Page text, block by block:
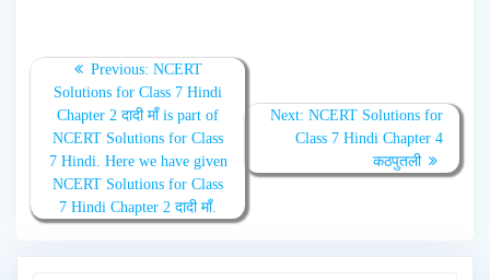
n
T
i
t
e
p
e
n
s
n
F
c
e
b
o
o
k
O
e
n
Previous: NCERT
Solutions for Class 7 Hindi
Chapter 2 दादी माँ is part of
NCERT Solutions for Class
7 Hindi. Here we have given
NCERT Solutions for Class
7 Hindi Chapter 2 दादी माँ.
Next: NCERT Solutions for
Class 7 Hindi Chapter 4
कठपुतली